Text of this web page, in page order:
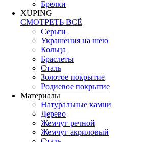
Брелки
XUPING
СМОТРЕТЬ ВСЁ
Серьги
Украшения на шею
Кольца
Браслеты
Сталь
Золотое покрытие
Родиевое покрытие
Материалы
Натуральные камни
Дерево
Жемчуг речной
Жемчуг акриловый